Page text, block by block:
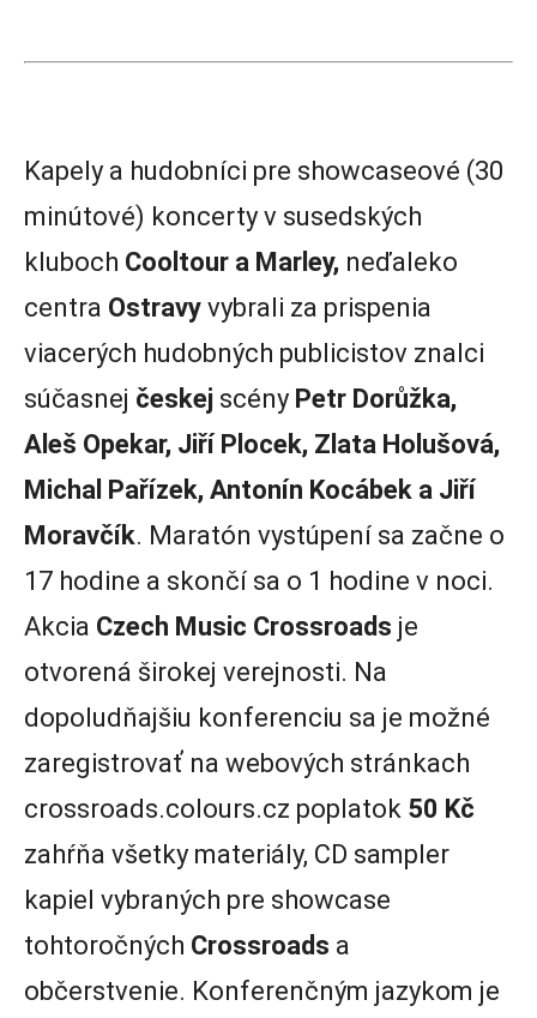
Kapely a hudobníci pre showcaseové (30
minútové) koncerty v susedských
kluboch Cooltour a Marley, neďaleko
centra Ostravy vybrali za prispenia
viacerých hudobných publicistov znalci
súčasnej českej scény Petr Dorůžka,
Aleš Opekar, Jiří Plocek, Zlata Holušová,
Michal Pařízek, Antonín Kocábek a Jiří
Moravčík. Maratón vystúpení sa začne o
17 hodine a skončí sa o 1 hodine v noci.
Akcia Czech Music Crossroads je
otvorená širokej verejnosti. Na
dopoludňajšiu konferenciu sa je možné
zaregistrovať na webových stránkach
crossroads.colours.cz poplatok 50 Kč
zahŕňa všetky materiály, CD sampler
kapiel vybraných pre showcase
tohtoročných Crossroads a
občerstvenie. Konferenčným jazykom je